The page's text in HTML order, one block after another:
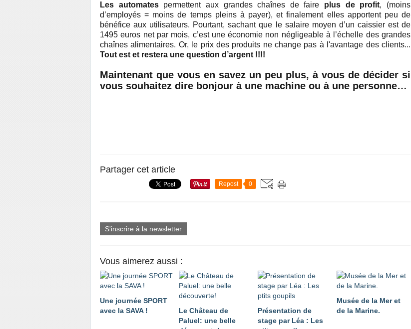
Les automatespermettent aux grandes chaînes de faire plus de profit, (moins
d’employés = moins de temps pleins à payer), et finalement elles apportent peu de
bénéfice aux utilisateurs. Pourtant, sachant que le salaire moyen d’un caissier est de
1495 euros net par mois, c’est une économie non négligeable à l’échelle des grandes
chaînes alimentaires. Or, le prix des produits ne change pas à l'avantage des clients...
Tout est et restera une question d’argent !!!!
Maintenant que vous en savez un peu plus, à vous de décider si
vous souhaitez dire bonjour à une machine ou à une personne…
Partager cet article
Repost 0
S'inscrire à la newsletter
Vous aimerez aussi :
Une journée SPORT
avec la SAVA !
Le Château de
Paluel: une belle
Présentation de
stage par Léa : Les
Musée de la Mer et
de la Marine.